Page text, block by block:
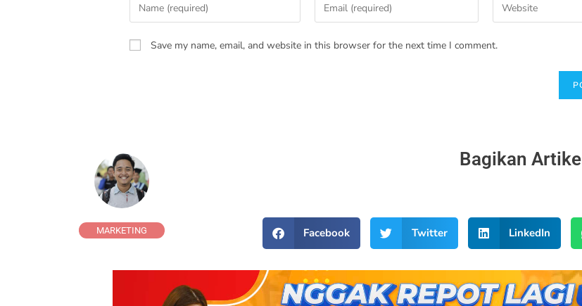
Save my name, email, and website in this browser for the next time I comment.
MARKETING
Bagikan Artikel
Facebook Twitter LinkedIn